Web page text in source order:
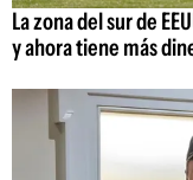
La zona del sur de
y ahora tiene más